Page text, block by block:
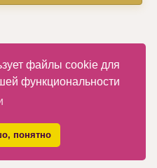
файлы cookie для
функциональности
понятно
|Hrvatski|Čeština |Dansk
keel
Norsk| Polski
|Türkçe